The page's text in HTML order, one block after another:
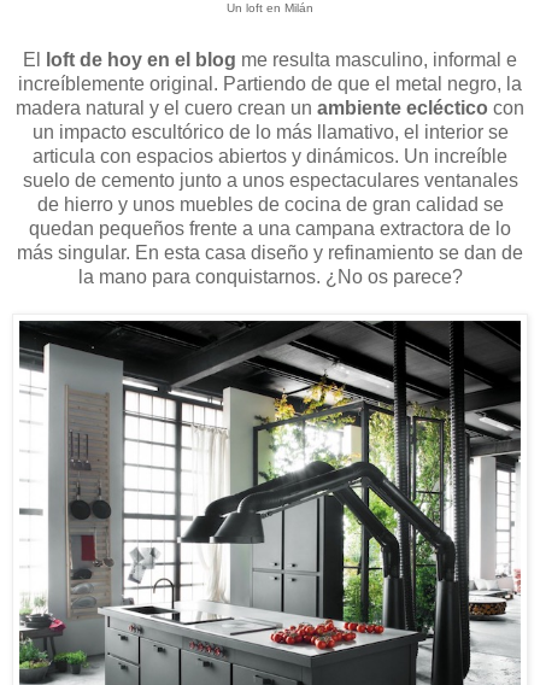
Un loft en Milán
El loft de hoy en el blog me resulta masculino, informal e
increíblemente original. Partiendo de que el metal negro, la
madera natural y el cuero crean un ambiente ecléctico con
un impacto escultórico de lo más llamativo, el interior se
articula con espacios abiertos y dinámicos. Un increíble
suelo de cemento junto a unos espectaculares ventanales
de hierro y unos muebles de cocina de gran calidad se
quedan pequeños frente a una campana extractora de lo
más singular. En esta casa diseño y refinamiento se dan de
la mano para conquistarnos. ¿No os parece?